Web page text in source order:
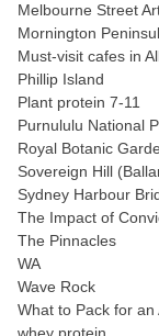
Melbourne Street
Mornington
Must-visit cafes in
Phillip Island
Plant protein 7-11
Purnululu National
Royal Botanic
Sovereign Hill
Sydney Harbour
The Impact of
The Pinnacles
WA
Wave Rock
What to Pack for an